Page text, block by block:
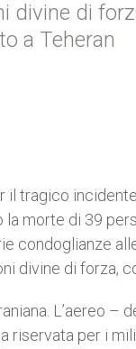
divine di
a Teheran
tragico
morte di 39
condoglianze
divine di forza,
L’aereo –
riservata per i